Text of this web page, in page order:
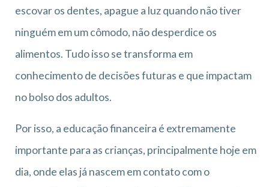
escovar os dentes, apague a luz quando não tiver
ninguém em um cômodo, não desperdice os
alimentos. Tudo isso se transforma em
conhecimento de decisões futuras e que impactam
no bolso dos adultos.
Por isso, a educação financeira é extremamente
importante para as crianças, principalmente hoje em
dia, onde elas já nascem em contato com o